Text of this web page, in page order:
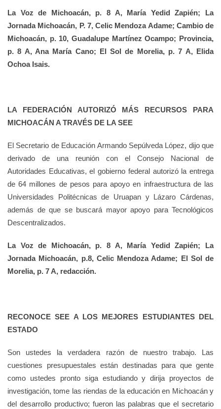
La Voz de Michoacán, p. 8 A, María Yedid Zapién; La
Jornada Michoacán, P. 7, Celic Mendoza Adame; Cambio de
Michoacán, p. 10, Guadalupe Martínez Ocampo; Provincia,
p. 8 A, Ana María Cano; El Sol de Morelia, p. 7 A, Elida
Ochoa Isais.
LA FEDERACIÓN AUTORIZÓ MÁS RECURSOS PARA
MICHOACÁN A TRAVÉS DE LA SEE
El Secretario de Educación Armando Sepúlveda López, dijo que
derivado de una reunión con el Consejo Nacional de
Autoridades Educativas, el gobierno federal autorizó la entrega
de 64 millones de pesos para apoyo en infraestructura de las
Universidades Politécnicas de Uruapan y Lázaro Cárdenas,
además de que se buscará mayor apoyo para Tecnológicos
Descentralizados.
La Voz de Michoacán, p. 8 A, María Yedid Zapién; La
Jornada Michoacán, p.8, Celic Mendoza Adame; El Sol de
Morelia, p. 7 A, redacción.
RECONOCE SEE A LOS MEJORES ESTUDIANTES DEL
ESTADO
Son ustedes la verdadera razón de nuestro trabajo. Las
cuestiones presupuestales están destinadas para que gente
como ustedes pronto siga estudiando y dirija proyectos de
investigación, tome las riendas de la educación en Michoacán y
del desarrollo productivo; fueron las palabras que el secretario